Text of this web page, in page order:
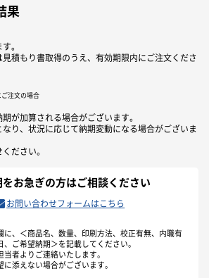
果
。
積もり書取得のうえ、有効期限内にご注文くださ
注文の場合
が加算される場合がございます。
り、状況に応じて納期変動になる場合がございま
ださい。
をお急ぎの方はご相談ください
お問い合わせフォームはこちら
、＜商品名、数量、印刷方法、校正有無、内職有
、ご希望納期＞を記載してください。
当者よりご連絡いたします。
添えない場合がございます。